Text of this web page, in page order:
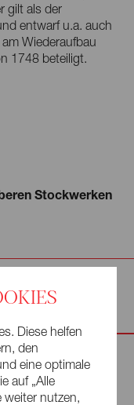
gilt als der
entwarf u.a. auch
Wiederaufbau
1748 beteiligt.
Stockwerken
Diese helfen
den
eine optimale
auf „Alle
nutzen,